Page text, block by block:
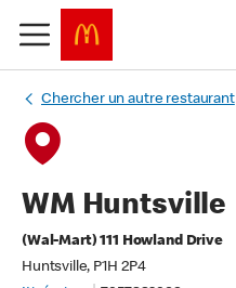
Chercher un autre restaurant
WM Huntsville
(Wal-Mart) 111 Howland Drive
Huntsville, P1H 2P4